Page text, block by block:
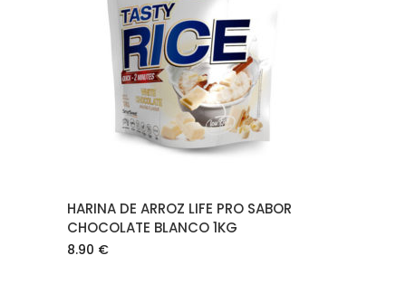
AÑADIR AL CARRITO
HARINA DE ARROZ LIFE PRO SABOR
CHOCOLATE BLANCO 1KG
8.90 €